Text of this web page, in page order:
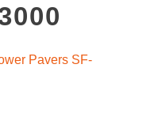
Pavers SF-